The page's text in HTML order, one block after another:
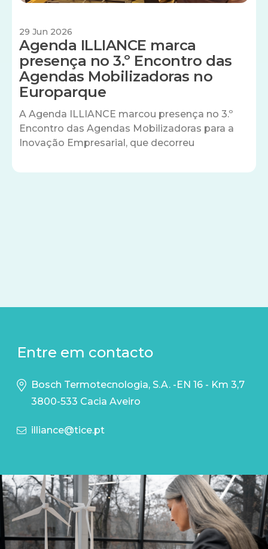
29 Jun 2026
Agenda ILLIANCE marca
presença no 3.º Encontro das
Agendas Mobilizadoras no
Europarque
A Agenda ILLIANCE marcou presença no 3.º
Encontro das Agendas Mobilizadoras para a
Inovação Empresarial, que decorreu
Entre em contacto
Bosch Termotecnologia, S.A. -EN 16 - Km 3,7
3800-533 Cacia Aveiro
illiance@tice.pt